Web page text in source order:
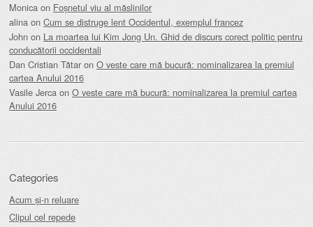
Monica on Foșnetul viu al măslinilor
alina on Cum se distruge lent Occidentul, exemplul francez
John on La moartea lui Kim Jong Un. Ghid de discurs corect politic pentru
conducătorii occidentali
Dan Cristian Tătar on O veste care mă bucură: nominalizarea la premiul
cartea Anului 2016
Vasile Jerca on O veste care mă bucură: nominalizarea la premiul cartea
Anului 2016
Categories
Acum și-n reluare
Clipul cel repede